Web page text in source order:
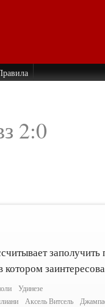
2:0
котором
Удинезе
Аксель Витсель